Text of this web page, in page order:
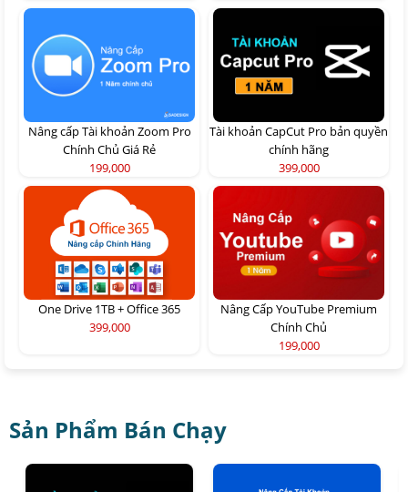
Nâng cấp Tài khoản Zoom Pro
Chính Chủ Giá Rẻ
199,000
Tài khoản CapCut Pro bản quyền
chính hãng
399,000
One Drive 1TB + Office 365
399,000
Nâng Cấp YouTube Premium
Chính Chủ
199,000
Sản Phẩm Bán Chạy